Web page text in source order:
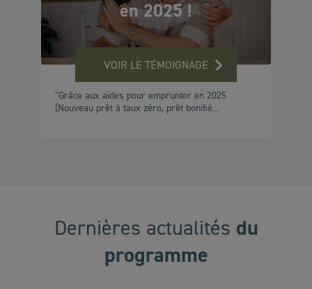
en 2025 !
VOIR LE TÉMOIGNAGE
"Grâce aux aides pour emprunter en 2025
(Nouveau prêt à taux zéro, prêt bonifié...
Dernières actualités du
programme